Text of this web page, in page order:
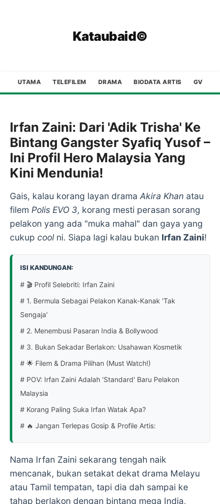
Kataubaid©
UTAMA TELEFILEM DRAMA BIODATA ARTIS GV
Irfan Zaini: Dari 'Adik Trisha' Ke
Bintang Gangster Syafiq Yusof –
Ini Profil Hero Malaysia Yang
Kini Mendunia!
Gais, kalau korang layan drama Akira Khan atau
filem Polis EVO 3, korang mesti perasan sorang
pelakon yang ada "muka mahal" dan gaya yang
cukup cool ni. Siapa lagi kalau bukan Irfan Zaini!
ISI KANDUNGAN:
# 🎬 Profil Selebriti: Irfan Zaini
# 1. Bermula Sebagai Pelakon Kanak-Kanak 'Tak
Sengaja'
# 2. Menembusi Pasaran India & Bollywood
# 3. Bukan Sekadar Berlakon: Usahawan Kosmetik
# 🌟 Filem & Drama Pilihan (Must Watch!)
# POV: Irfan Zaini Adalah 'Standard' Baru Pelakon
Malaysia
# Korang Paling Suka Irfan Watak Apa?
# 🔥 Jangan Terlepas Gosip & Profile Artis:
Nama Irfan Zaini sekarang tengah naik
mencanak, bukan setakat dekat drama Melayu
atau Tamil tempatan, tapi dia dah sampai ke
tahap berlakon dengan bintang mega India,